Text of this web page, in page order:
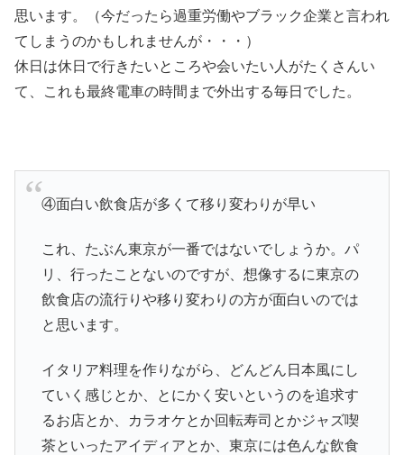
思います。（今だったら過重労働やブラック企業と言われ
てしまうのかもしれませんが・・・）
休日は休日で行きたいところや会いたい人がたくさんい
て、これも最終電車の時間まで外出する毎日でした。
④面白い飲食店が多くて移り変わりが早い
これ、たぶん東京が一番ではないでしょうか。パ
リ、行ったことないのですが、想像するに東京の
飲食店の流行りや移り変わりの方が面白いのでは
と思います。
イタリア料理を作りながら、どんどん日本風にし
ていく感じとか、とにかく安いというのを追求す
るお店とか、カラオケとか回転寿司とかジャズ喫
茶といったアイディアとか、東京には色んな飲食